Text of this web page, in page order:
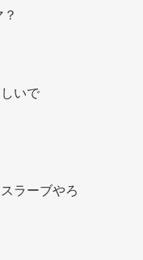
？
いで
ラーブやろ